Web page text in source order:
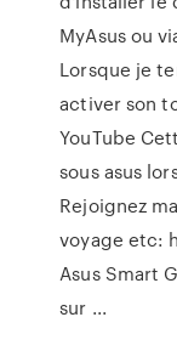
MyAsus ou
Lorsque je
activer son
YouTube
sous asus
Rejoignez
voyage etc:
Asus Smart
sur ...